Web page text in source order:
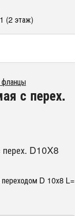
(2 этаж)
фланцы
с перех.
перех. D10X8
переходом D 10х8 L=